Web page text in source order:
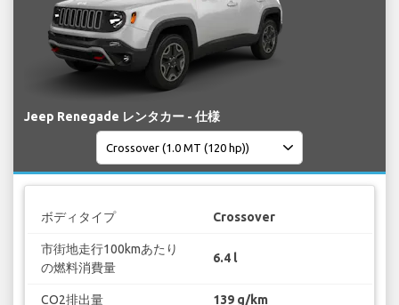
Jeep Renegade レンタカー - 仕様
ボディタイプ Crossover
市街地走行100kmあたり
の燃料消費量
6.4 l
CO2排出量 139 g/km